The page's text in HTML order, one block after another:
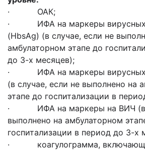
· ОАК;
· ИФА на маркеры вирусных
(HbsAg) (в случае, если не
амбулаторном этапе до
до 3-х месяцев);
· ИФА на маркеры вирусных
(в случае, если не выполнено на
этапе до госпитализации в
· ИФА на маркеры на ВИЧ (в
выполнено на амбулаторном
госпитализации в период до 3-х
· коагулограмма,